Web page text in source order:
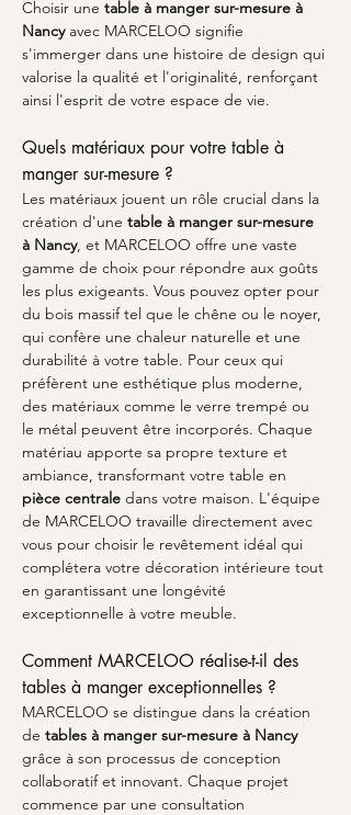
Choisir une table à manger sur-mesure à
Nancy avec MARCELOO signifie
s'immerger dans une histoire de design qui
valorise la qualité et l'originalité, renforçant
ainsi l'esprit de votre espace de vie.
Quels matériaux pour votre table à
manger sur-mesure ?
Les matériaux jouent un rôle crucial dans la
création d'une table à manger sur-mesure
à Nancy, et MARCELOO offre une vaste
gamme de choix pour répondre aux goûts
les plus exigeants. Vous pouvez opter pour
du bois massif tel que le chêne ou le noyer,
qui confère une chaleur naturelle et une
durabilité à votre table. Pour ceux qui
préfèrent une esthétique plus moderne,
des matériaux comme le verre trempé ou
le métal peuvent être incorporés. Chaque
matériau apporte sa propre texture et
ambiance, transformant votre table en
pièce centrale dans votre maison. L'équipe
de MARCELOO travaille directement avec
vous pour choisir le revêtement idéal qui
complétera votre décoration intérieure tout
en garantissant une longévité
exceptionnelle à votre meuble.
Comment MARCELOO réalise-t-il des
tables à manger exceptionnelles ?
MARCELOO se distingue dans la création
de tables à manger sur-mesure à Nancy
grâce à son processus de conception
collaboratif et innovant. Chaque projet
commence par une consultation